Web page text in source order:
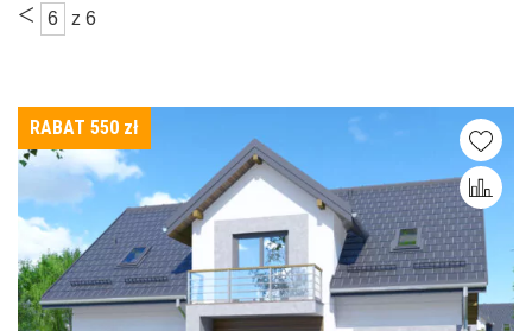
< 6 z 6
RABAT 550 zł